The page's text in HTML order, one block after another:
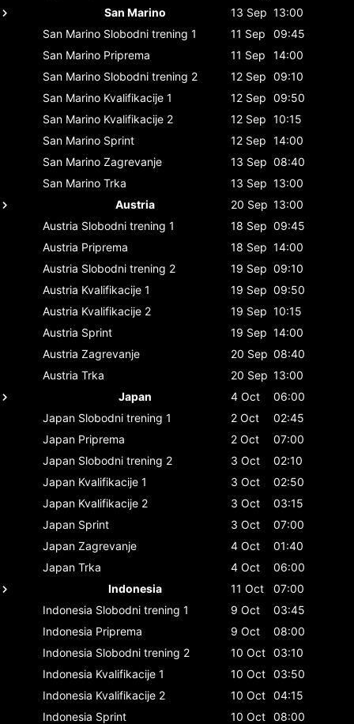
San Marino
13 Sep 13:00
San Marino Slobodni trening 1 11 Sep
09:45
San Marino Priprema 11 Sep
14:00
San Marino Slobodni trening 2 12 Sep 09:10
San Marino Kvalifikacije 1 12 Sep 09:50
San Marino Kvalifikacije 2 12 Sep 10:15
San Marino Sprint 12 Sep 14:00
San Marino Zagrevanje 13 Sep 08:40
San Marino Trka 13 Sep 13:00
Austria
20 Sep 13:00
Austria Slobodni trening 1 18 Sep 09:45
Austria Priprema 18 Sep 14:00
Austria Slobodni trening 2 19 Sep 09:10
Austria Kvalifikacije 1 19 Sep 09:50
Austria Kvalifikacije 2 19 Sep 10:15
Austria Sprint 19 Sep 14:00
Austria Zagrevanje 20 Sep 08:40
Austria Trka 20 Sep 13:00
Japan
4 Oct
06:00
Japan Slobodni trening 1 2 Oct
02:45
Japan Priprema 2 Oct
07:00
Japan Slobodni trening 2 3 Oct
02:10
Japan Kvalifikacije 1 3 Oct
02:50
Japan Kvalifikacije 2 3 Oct
03:15
Japan Sprint 3 Oct
07:00
Japan Zagrevanje 4 Oct
01:40
Japan Trka 4 Oct
06:00
Indonesia
11 Oct
07:00
Indonesia Slobodni trening 1 9 Oct
03:45
Indonesia Priprema 9 Oct
08:00
Indonesia Slobodni trening 2 10 Oct 03:10
Indonesia Kvalifikacije 1 10 Oct 03:50
Indonesia Kvalifikacije 2 10 Oct 04:15
Indonesia Sprint 10 Oct 08:00